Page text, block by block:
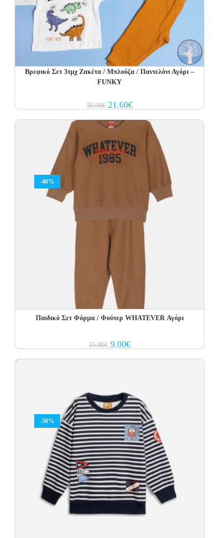
Βρεφικό Σετ 3τμχ Ζακέτα / Μπλούζα / Παντελόνι Αγόρι –
FUNKY
36.00€ Original
price
36.00€.
21.60€Current
price
21.60€.
-40%
Παιδικό Σετ Φόρμα / Φούτερ WHATEVER Αγόρι
15.00€ Original
price
9.00€Current
price
-30%